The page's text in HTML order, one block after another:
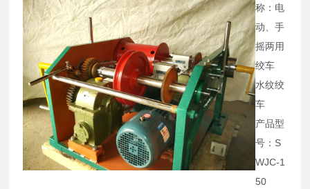
称：电
动、手
摇两用
绞车
水纹绞
车
产品型
号：S
WJC-1
50